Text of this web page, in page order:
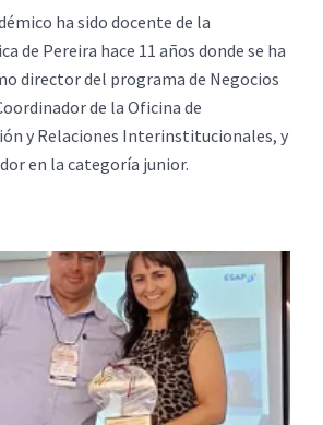
ha sido docente de la
de Pereira hace 11 años donde se ha
director del programa de Negocios
de la Oficina de
y Relaciones Interinstitucionales, y
en la categoría junior.